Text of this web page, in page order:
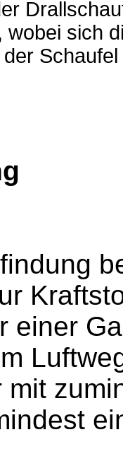
wobei sich
einer
mit